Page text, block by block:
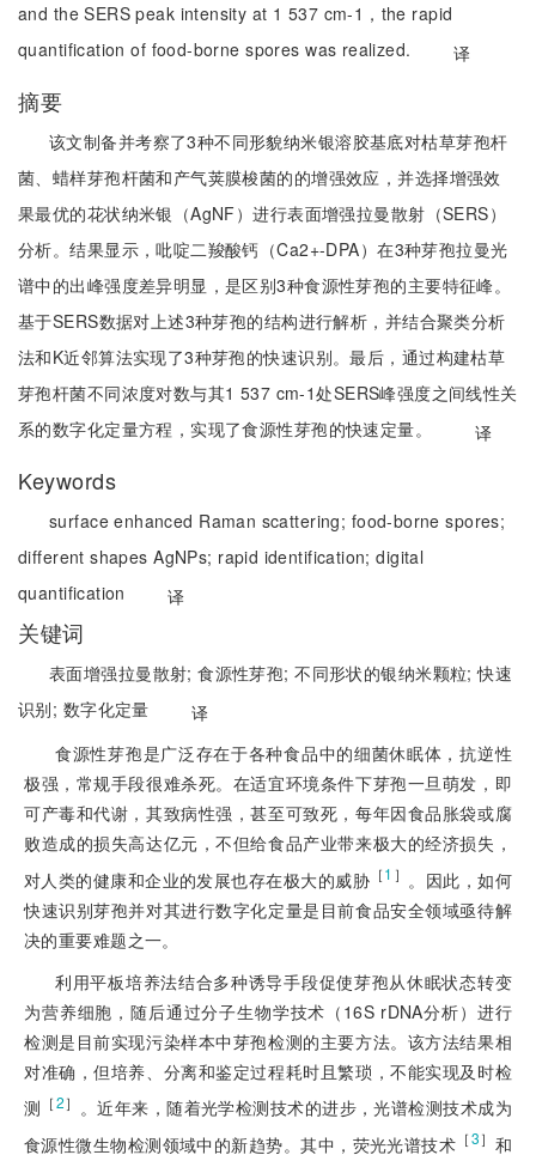
and the SERS peak intensity at 1 537 cm-1，the rapid
quantification of food-borne spores was realized.
译
摘要
该文制备并考察了3种不同形貌纳米银溶胶基底对枯草芽孢杆
菌、蜡样芽孢杆菌和产气荚膜梭菌的的增强效应，并选择增强效
果最优的花状纳米银（AgNF）进行表面增强拉曼散射（SERS）
分析。结果显示，吡啶二羧酸钙（Ca2+-DPA）在3种芽孢拉曼光
谱中的出峰强度差异明显，是区别3种食源性芽孢的主要特征峰。
基于SERS数据对上述3种芽孢的结构进行解析，并结合聚类分析
法和K近邻算法实现了3种芽孢的快速识别。最后，通过构建枯草
芽孢杆菌不同浓度对数与其1 537 cm-1处SERS峰强度之间线性关
系的数字化定量方程，实现了食源性芽孢的快速定量。
译
Keywords
surface enhanced Raman scattering; food-borne spores;
different shapes AgNPs; rapid identification;digital
quantification
译
关键词
表面增强拉曼散射;食源性芽孢;不同形状的银纳米颗粒;快速
识别; 数字化定量
译
食源性芽孢是广泛存在于各种食品中的细菌休眠体，抗逆性
极强，常规手段很难杀死。在适宜环境条件下芽孢一旦萌发，即
可产毒和代谢，其致病性强，甚至可致死，每年因食品胀袋或腐
败造成的损失高达亿元，不但给食品产业带来极大的经济损失，
对人类的健康和企业的发展也存在极大的威胁 ［1 ］ 。因此，如何
快速识别芽孢并对其进行数字化定量是目前食品安全领域亟待解
决的重要难题之一。
利用平板培养法结合多种诱导手段促使芽孢从休眠状态转变
为营养细胞，随后通过分子生物学技术（16S rDNA分析）进行
检测是目前实现污染样本中芽孢检测的主要方法。该方法结果相
对准确，但培养、分离和鉴定过程耗时且繁琐，不能实现及时检
测 ［2］ 。近年来，随着光学检测技术的进步，光谱检测技术成为
食源性微生物检测领域中的新趋势。其中，荧光光谱技术 ［3］ 和